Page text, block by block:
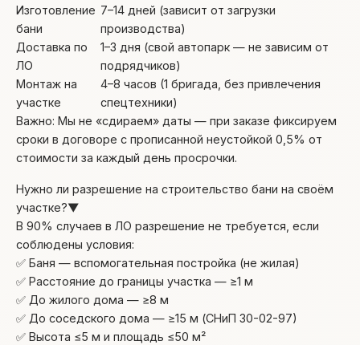
Изготовление
бани
7–14 дней (зависит от загрузки
производства)
Доставка по
ЛО
1–3 дня (свой автопарк — не зависим от
подрядчиков)
Монтаж на
участке
4–8 часов (1 бригада, без привлечения
спецтехники)
Важно: Мы не «сдираем» даты — при заказе фиксируем
сроки в договоре с прописанной неустойкой 0,5% от
стоимости за каждый день просрочки.
Нужно ли разрешение на строительство бани на своём
участке?▼
В 90% случаев в ЛО разрешение не требуется, если
соблюдены условия:
✅ Баня — вспомогательная постройка (не жилая)
✅ Расстояние до границы участка — ≥1 м
✅ До жилого дома — ≥8 м
✅ До соседского дома — ≥15 м (СНиП 30-02-97)
✅ Высота ≤5 м и площадь ≤50 м²